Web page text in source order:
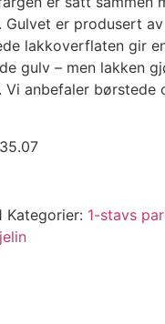
Gulvet er produsert
lakkoverflaten gir
gulv – men lakken
Vi anbefaler
Kategorier: 1-stavs